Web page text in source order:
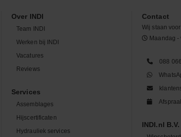
Over INDI
Team INDI
Werken bij INDI
Vacatures
Reviews
Services
Assemblages
Hijscertificaten
Hydrauliek services
Contact
Wij staan
Maandag
088
INDI.nl B.V.